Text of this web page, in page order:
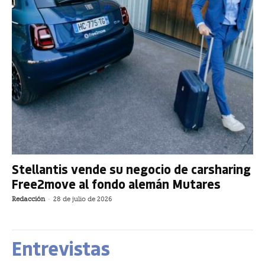
Stellantis vende su negocio de carsharing
Free2move al fondo alemán Mutares
Redacción - 28 de julio de 2026
Entrevistas